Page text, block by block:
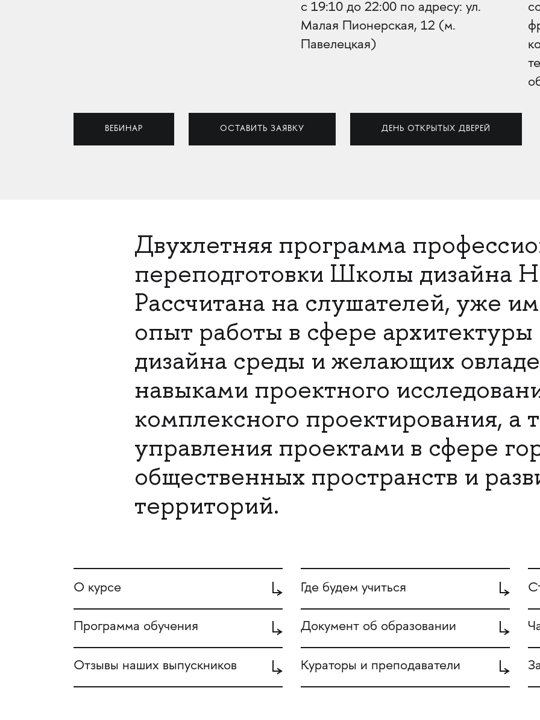
с 19:10 до 22:00 по адресу: ул.
Малая Пионерская, 12 (м.
Павелецкая)
ВЕБИНАР ОСТАВИТЬ ЗАЯВКУ ДЕНЬ ОТКРЫТЫХ ДВЕРЕЙ
Двухлетняя программа
переподготовки Школы
Рассчитана на слушателей, уже
опыт работы в сфере
дизайна среды и желающих
навыками проектного
комплексного проектирования, а
управления проектами в сфере
общественных пространств и
территорий.
О курсе
Программа обучения
Отзывы наших выпускников
Где будем учиться
Документ об образовании
Кураторы и преподаватели